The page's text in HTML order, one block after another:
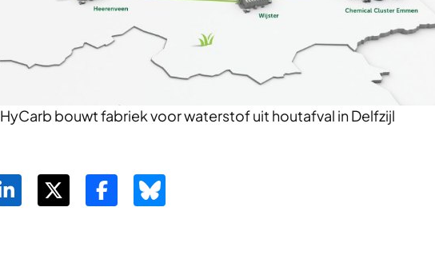
HyCarb bouwt fabriek voor waterstof uit houtafval in Delfzijl